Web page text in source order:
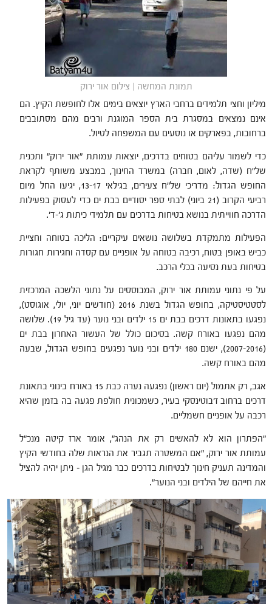
תמונת המחשה | צילום אור ירוק
מיליון וחצי תלמידים ברחבי הארץ יוצאים בימים אלו לחופשת הקיץ. הם
אינם נמצאים במסגרת בית הספר המוגנת ורבים מהם מסתובבים
ברחובות, בפארקים או נוסעים עם המשפחה לטיול.
כדי לשמור עליהם בטוחים בדרכים, יוצאות עמותת "אור ירוק" ותכנית
של"ח (שדה, לאום, חברה) במשרד החינוך, במבצע משותף לקראת
החופש הגדול: מדריכי של"ח צעירים, בגילאי 13-17, יגיעו החל מיום
רביעי הקרוב (21 ביוני) לבתי ספר יסודיים בבת ים כדי לעסוק בפעילות
הדרכה חווייתית בנושא בטיחות בדרכים עם תלמידי כיתות ג'-ד'.
הפעילות מתמקדת בשלושה נושאים עיקריים: הליכה בטוחה וחציית
כביש באופן בטוח, רכיבה בטוחה על אופניים עם קסדה וחגירות חגורות
בטיחות בעת נסיעה בכלי הרכב.
על פי נתוני עמותת אור ירוק, המבוססים על נתוני הלשכה המרכזית
לסטטיסטיקה, בחופש הגדול בשנת 2016 (חודשים יוני, יולי, אוגוסט),
נפגעו בתאונות דרכים בבת ים 15 ילדים ובני נוער (עד גיל 19). שלושה
מהם נפגעו באורח קשה. בסיכום כולל של העשור האחרון בבת ים
(2007-2016), ישנם 180 ילדים ובני נוער נפגעים בחופש הגדול, שבעה
מהם באורח קשה.
אגב, רק אתמול (יום ראשון) נפגעה נערה כבת 15 באורח בינוני בתאונת
דרכים ברחוב ז'בוטינסקי בעיר, כשמכונית חולפת פגעה בה בזמן שהיא
רכבה על אופניים חשמליים.
"הפתרון הוא לא להאשים רק את הנהג", אומר ארז קיטה מנכ"ל
עמותת אור ירוק, "אם המשטרה תגביר את הנראות שלה בחודשי הקיץ
והמדינה תעניק חינוך לבטיחות בדרכים כבר מגיל הגן – ניתן יהיה להציל
את חייהם של הילדים ובני הנוער".